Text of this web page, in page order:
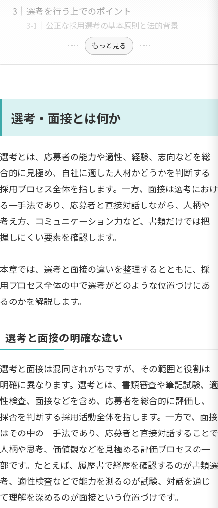
選考を行う上でのポイント
公正な採用選考の基本原則と法的背景
もっと見る
選考・面接とは何か
選考とは、応募者の能力や適性、経験、志向などを総
合的に見極め、自社に適した人材かどうかを判断する
採用プロセス全体を指します。一方、面接は選考におけ
る一手法であり、応募者と直接対話しながら、人柄や
考え方、コミュニケーション力など、書類だけでは把
握しにくい要素を確認します。
本章では、選考と面接の違いを整理するとともに、採
用プロセス全体の中で選考がどのような位置づけにあ
るのかを解説します。
選考と面接の明確な違い
選考と面接は混同されがちですが、その範囲と役割は
明確に異なります。選考とは、書類審査や筆記試験、適
性検査、面接などを含め、応募者を総合的に評価し、
採否を判断する採用活動全体を指します。一方で、面接
はその中の一手法であり、応募者と直接対話することで
人柄や思考、価値観などを見極める評価プロセスの一
部です。たとえば、履歴書で経歴を確認するのが書類選
考、適性検査などで能力を測るのが試験、対話を通じ
て理解を深めるのが面接という位置づけです。